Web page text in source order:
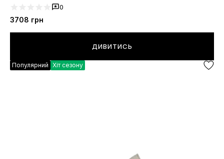
0
3708 грн
ДИВИТИСЬ
Популярний Хіт сезону